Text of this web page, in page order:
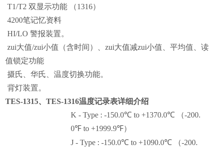
T1/T2双显示功能
（1316）
4200笔记忆资料
HI/LO警报装置。
zui大值/zui小值 （含时间 ）
、zui大值减zui小值、平均值、读
值锁定功能
摄氏、华氏、温度切换功能。
背灯装置。
TES-1315、TES-1316温度记录表详细介绍
K - Type : -150.0℃to +1370.0℃
（-200.
0℉to +1999.9℉）
J - Type : -150.0℃to +1090.0℃ （-200.